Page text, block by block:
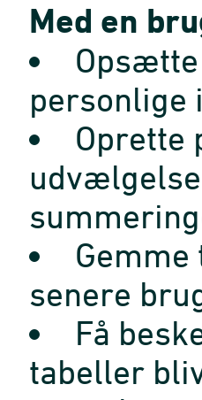
Med en
Oprette
senere
Få
tabeller